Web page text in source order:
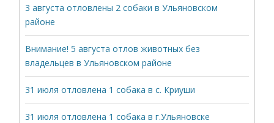
3 августа отловлены 2 собаки в Ульяновском
районе
Внимание! 5 августа отлов животных без
владельцев в Ульяновском районе
31 июля отловлена 1 собака в с. Криуши
31 июля отловлена 1 собака в г.Ульяновске